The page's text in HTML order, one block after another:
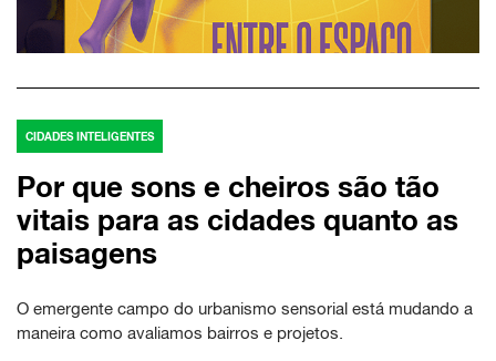
CIDADES INTELIGENTES
Por que sons e cheiros são tão
vitais para as cidades quanto as
paisagens
O emergente campo do urbanismo sensorial está mudando a
maneira como avaliamos bairros e projetos.